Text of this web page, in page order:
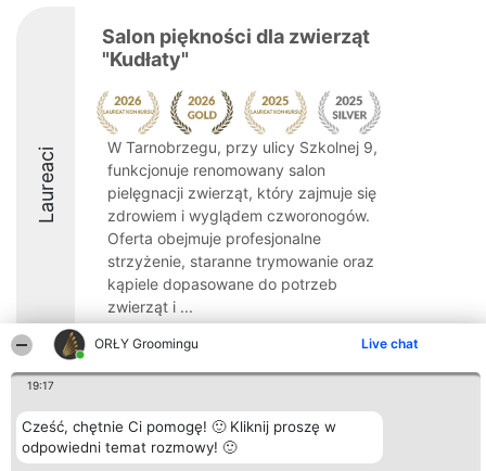
ORŁY Groomingu Live chat
19:17
Cześć, chętnie Ci pomogę! 🙂 Kliknij proszę w
odpowiedni temat rozmowy! 🙂
Laureaci
Salon piękności dla zwierząt
"Kudłaty"
W Tarnobrzegu, przy ulicy Szkolnej 9,
funkcjonuje renomowany salon
pielęgnacji zwierząt, który zajmuje się
zdrowiem i wyglądem czworonogów.
Oferta obejmuje profesjonalne
strzyżenie, staranne trymowanie oraz
kąpiele dopasowane do potrzeb
zwierząt i ...
9.7
Organizator plebiscytu
Bright Side Solutions sp. z o.
o. sp. k.
Plebiscyt
Laureaci
Lista
Kontakt